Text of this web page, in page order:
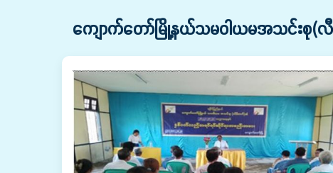
ကျောက်တော်မြို့နယ်သမဝါယမအသင်းစု(